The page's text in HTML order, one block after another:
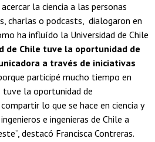
la ciencia a las personas
charlas o podcasts, dialogaron en
ha influído la Universidad de Chile
de Chile tuve la oportunidad de
a través de iniciativas
participé mucho tiempo en
la oportunidad de
lo que se hace en ciencia y
e ingenieras de Chile a
destacó Francisca Contreras.